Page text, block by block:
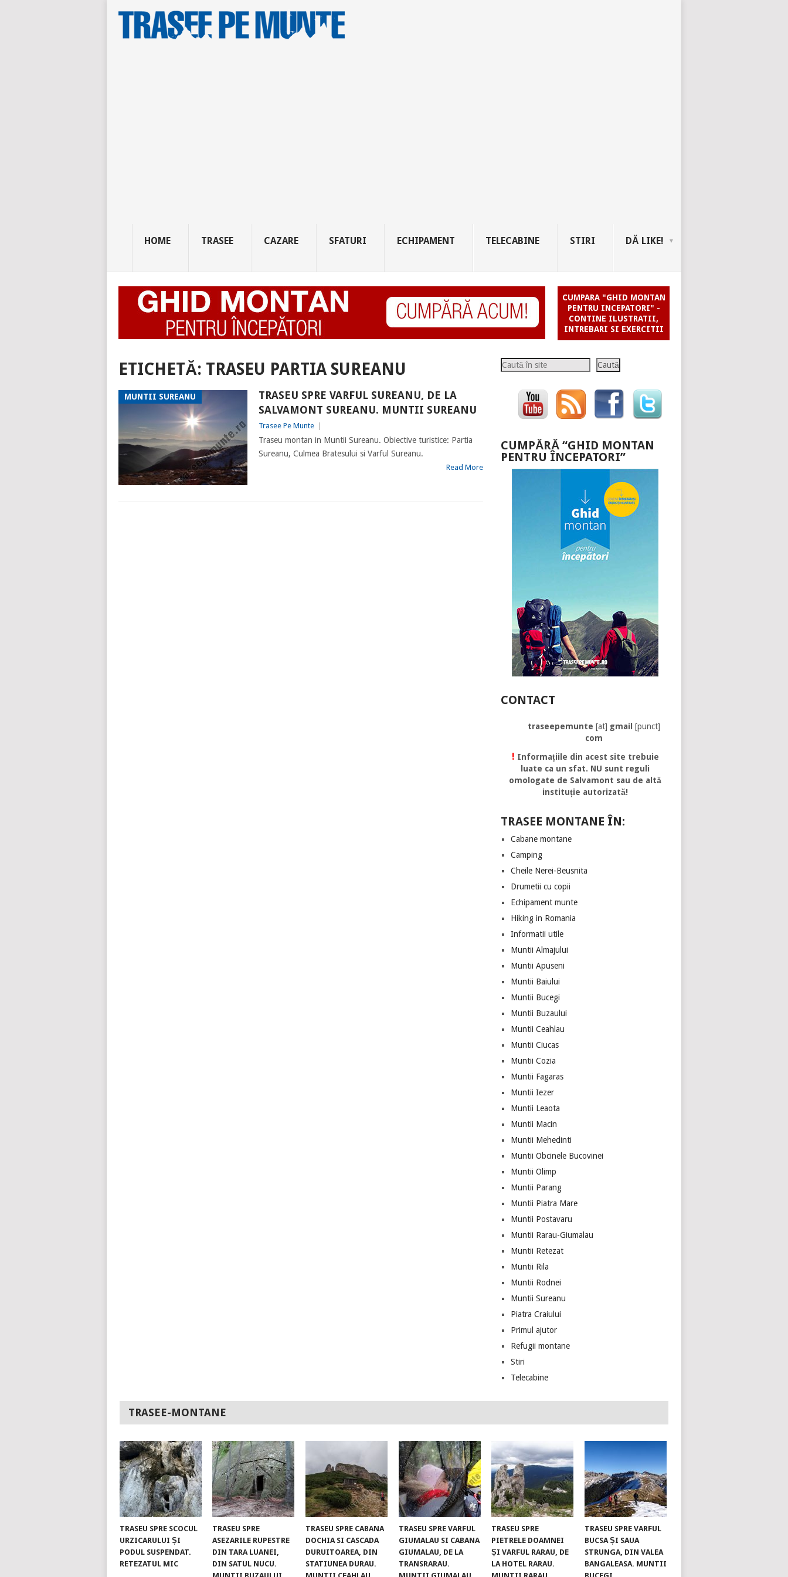
HOME TRASEE CAZARE SFATURI ECHIPAMENT TELECABINE STIRI DĂ LIKE!
CUMPARA "GHID MONTAN
PENTRU INCEPATORI" -
CONTINE ILUSTRATII,
INTREBARI SI EXERCITII
ETICHETĂ: TRASEU PARTIA SUREANU
MUNTII SUREANU
TRASEU SPRE VARFUL SUREANU, DE LA
SALVAMONT SUREANU. MUNTII SUREANU
Trasee Pe Munte
Traseu montan in Muntii Sureanu. Obiective turistice: Partia
Sureanu, Culmea Bratesului si Varful Sureanu.
Read More
Caută Caută
CUMPĂRĂ “GHID MONTAN
PENTRU ÎNCEPATORI”
CONTACT
traseepemunte [at] gmail [punct]
com
! Informațiile din acest site trebuie
luate ca un sfat. NU sunt reguli
omologate de Salvamont sau de altă
instituție autorizată!
TRASEE MONTANE ÎN:
Cabane montane
Camping
Cheile Nerei-Beusnita
Drumetii cu copii
Echipament munte
Hiking in Romania
Informatii utile
Muntii Almajului
Muntii Apuseni
Muntii Baiului
Muntii Bucegi
Muntii Buzaului
Muntii Ceahlau
Muntii Ciucas
Muntii Cozia
Muntii Fagaras
Muntii Iezer
Muntii Leaota
Muntii Macin
Muntii Mehedinti
Muntii Obcinele Bucovinei
Muntii Olimp
Muntii Parang
Muntii Piatra Mare
Muntii Postavaru
Muntii Rarau-Giumalau
Muntii Retezat
Muntii Rila
Muntii Rodnei
Muntii Sureanu
Piatra Craiului
Primul ajutor
Refugii montane
Stiri
Telecabine
TRASEE-MONTANE
TRASEU SPRE SCOCUL
URZICARULUI ȘI
PODUL SUSPENDAT.
RETEZATUL MIC
TRASEU SPRE
ASEZARILE RUPESTRE
DIN TARA LUANEI,
DIN SATUL NUCU.
TRASEU SPRE CABANA
DOCHIA SI CASCADA
DURUITOAREA, DIN
STATIUNEA DURAU.
TRASEU SPRE VARFUL
GIUMALAU SI CABANA
GIUMALAU, DE LA
TRANSRARAU.
TRASEU SPRE
PIETRELE DOAMNEI
ȘI VARFUL RARAU, DE
LA HOTEL RARAU.
TRASEU SPRE VARFUL
BUCSA ȘI SAUA
STRUNGA, DIN VALEA
BANGALEASA. MUNTII